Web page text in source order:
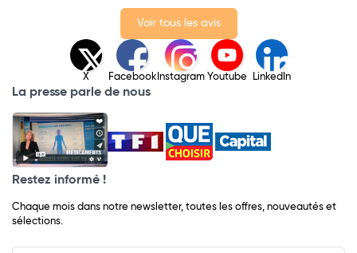
Voir tous les avis
X Facebook Instagram Youtube LinkedIn
La presse parle de nous
Restez informé !
Chaque mois dans notre newsletter, toutes les offres, nouveautés et
sélections.
Input